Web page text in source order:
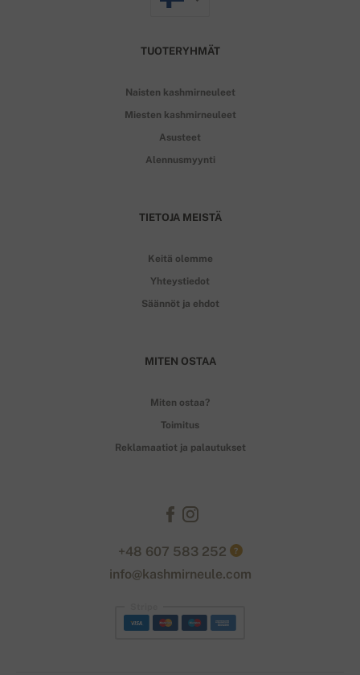
TUOTERYHMÄT
Naisten kashmirneuleet
Miesten kashmirneuleet
Asusteet
Alennusmyynti
TIETOJA MEISTÄ
Keitä olemme
Yhteystiedot
Säännöt ja ehdot
MITEN OSTAA
Miten ostaa?
Toimitus
Reklamaatiot ja palautukset
+48 607 583 252 ?
info@kashmirneule.com